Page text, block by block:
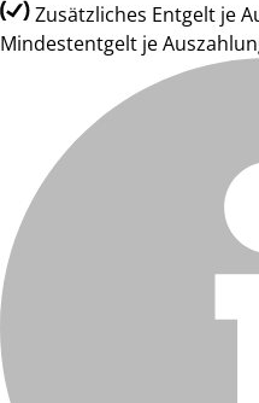
Zusätzliches Entgelt je
Mindestentgelt je